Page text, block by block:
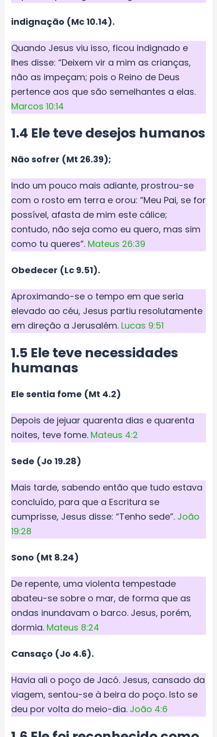
indignação (Mc 10.14).
Quando Jesus viu isso, ficou indignado e
lhes disse: “Deixem vir a mim as crianças,
não as impeçam; pois o Reino de Deus
pertence aos que são semelhantes a elas.
Marcos 10:14
1.4 Ele teve desejos humanos
Não sofrer (Mt 26.39);
Indo um pouco mais adiante, prostrou-se
com o rosto em terra e orou: “Meu Pai, se for
possível, afasta de mim este cálice;
contudo, não seja como eu quero, mas sim
como tu queres”. Mateus 26:39
Obedecer (Lc 9.51).
Aproximando-se o tempo em que seria
elevado ao céu, Jesus partiu resolutamente
em direção a Jerusalém. Lucas 9:51
1.5 Ele teve necessidades
humanas
Ele sentia fome (Mt 4.2)
Depois de jejuar quarenta dias e quarenta
noites, teve fome. Mateus 4:2
Sede (Jo 19.28)
Mais tarde, sabendo então que tudo estava
concluído, para que a Escritura se
cumprisse, Jesus disse: “Tenho sede”. João
19:28
Sono (Mt 8.24)
De repente, uma violenta tempestade
abateu-se sobre o mar, de forma que as
ondas inundavam o barco. Jesus, porém,
dormia. Mateus 8:24
Cansaço (Jo 4.6).
Havia ali o poço de Jacó. Jesus, cansado da
viagem, sentou-se à beira do poço. Isto se
deu por volta do meio-dia. João 4:6